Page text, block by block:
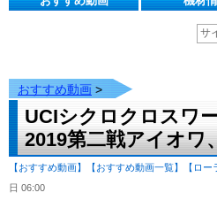
おすすめ動画 >
UCIシクロクロスワ
2019第二戦アイオワ
【おすすめ動画】 【おすすめ動画一覧】 【ロ
日 06:00